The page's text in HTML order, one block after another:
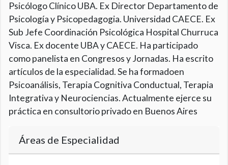
Psicólogo Clínico UBA. Ex Director Departamento de
Psicología y Psicopedagogia. Universidad CAECE. Ex
Sub Jefe Coordinación Psicológica Hospital Churruca
Visca. Ex docente UBA y CAECE. Ha participado
como panelista en Congresos y Jornadas. Ha escrito
artículos de la especialidad. Se ha formadoen
Psicoanálisis, Terapia Cognitiva Conductual, Terapia
Integrativa y Neurociencias. Actualmente ejerce su
práctica en consultorio privado en Buenos Aires
Áreas de Especialidad